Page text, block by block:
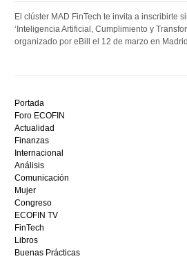
El clúster MAD FinTech te invita a inscribirte
‘Inteligencia Artificial, Cumplimiento y
organizado por eBill el 12 de marzo en
mejor
bono
sin
depósito
casino
en
España,
visita
este
sitio
restaurantedonmauro.es
y
Portada
Foro ECOFIN
Actualidad
Finanzas
Internacional
Análisis
Comunicación
Mujer
Congreso
ECOFIN TV
FinTech
Libros
Buenas Prácticas